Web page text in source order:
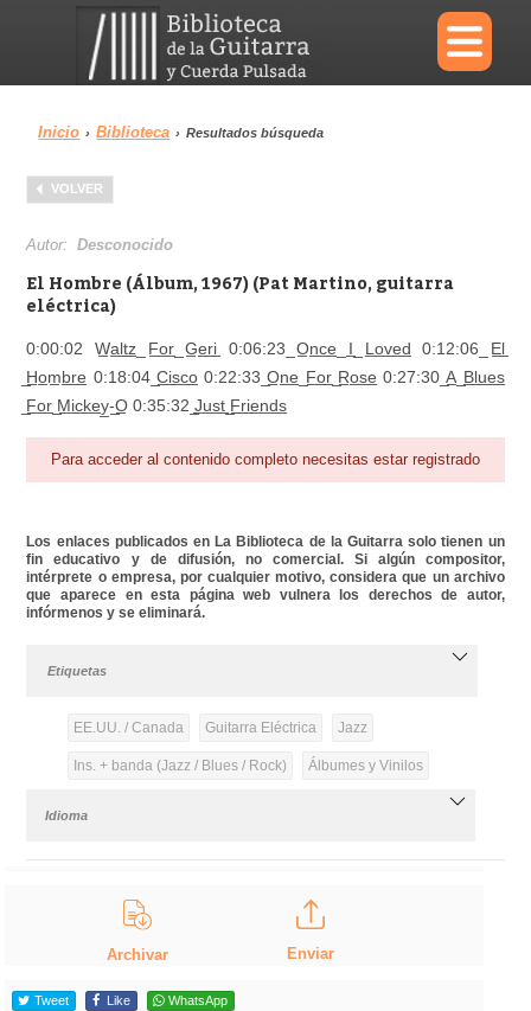
×
Menu
Biblioteca
Área personal Reproductor
Inicio › Biblioteca › Resultados búsqueda
VOLVER
Autor:Desconocido
El Hombre (Álbum, 1967) (Pat Martino, guitarra
eléctrica)
0:00:02 W̲a̲l̲t̲z̲ ̲F̲o̲r̲ ̲G̲e̲r̲i̲ 0:06:23 ̲O̲n̲c̲e̲ ̲I̲ ̲L̲o̲v̲e̲d̲ 0:12:06 ̲E̲l̲
̲H̲o̲m̲b̲r̲e̲ 0:18:04 ̲C̲i̲s̲c̲o̲ 0:22:33 ̲O̲n̲e̲ ̲F̲o̲r̲ ̲R̲o̲s̲e̲ 0:27:30 ̲A̲ ̲B̲l̲u̲e̲s̲
̲F̲o̲r̲ ̲M̲i̲c̲k̲e̲y̲-̲O̲ 0:35:32 ̲J̲u̲s̲t̲ ̲F̲r̲i̲e̲n̲d̲s̲
Para acceder al contenido completo necesitas estar registrado
Los enlaces publicados en La Biblioteca de la Guitarra solo tienen un
fin educativo y de difusión, no comercial. Si algún compositor,
intérprete o empresa, por cualquier motivo, considera que un archivo
que aparece en esta página web vulnera los derechos de autor,
infórmenos y se eliminará.
Etiquetas
EE.UU. / Canada Guitarra Eléctrica Jazz
Ins. + banda (Jazz / Blues / Rock) Álbumes y Vinilos
Idioma
Archivar Enviar
Tweet Like WhatsApp